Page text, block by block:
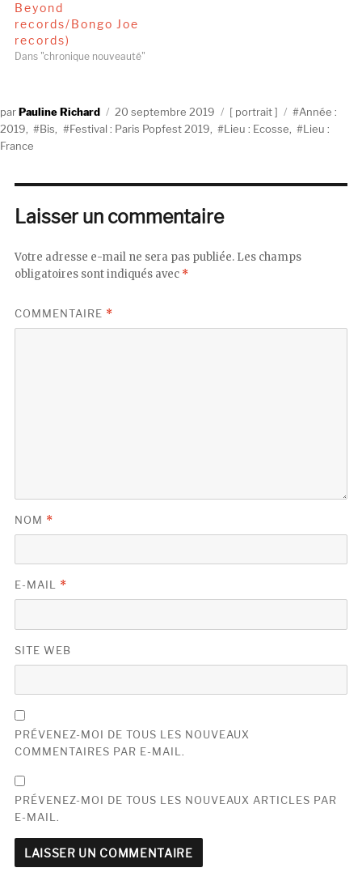
Beyond
records/Bongo Joe
records)
Dans "chronique nouveauté"
AuteurPauline Richard
Publié
le
20 septembre 2019 Catégories
portrait Étiquettes
Année :
2019
Bis Festival : Paris Popfest 2019 Lieu : Ecosse
Lieu :
France
Laisser un commentaire
Votre adresse e-mail ne sera pas publiée. Les champs
obligatoires sont indiqués avec *
COMMENTAIRE *
NOM *
E-MAIL *
SITE WEB
PRÉVENEZ-MOI DE TOUS LES NOUVEAUX
COMMENTAIRES PAR E-MAIL.
PRÉVENEZ-MOI DE TOUS LES NOUVEAUX ARTICLES PAR
E-MAIL.